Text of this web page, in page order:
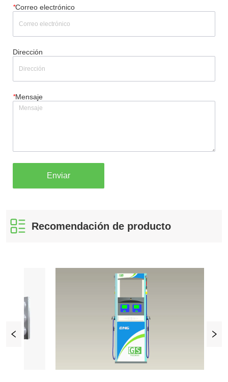
*Correo electrónico
Dirección
*Mensaje
Enviar
Recomendación de producto